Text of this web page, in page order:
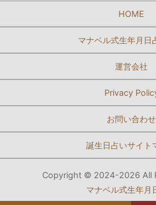
HOME
マナベル式生年月日
運営会社
Privacy
お問い合わせ
誕生日占いサイト
Copyright © 2024-2026 All
マナベル式生年月